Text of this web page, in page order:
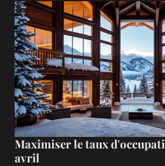
Maximiser le taux
avril